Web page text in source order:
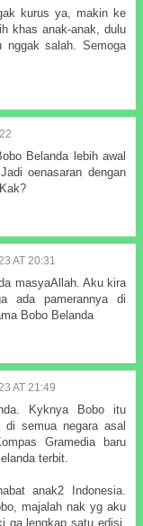
kurus ya, makin ke
khas anak-anak, dulu
nggak salah. Semoga
Belanda lebih awal
oenasaran dengan
AT 20:31
masyaAllah. Aku kira
ada pamerannya di
Bobo Belanda
AT 21:49
Kyknya Bobo itu
semua negara asal
Gramedia baru
terbit.
anak2 Indonesia.
majalah nak yg aku
ga lengkap satu edisi.